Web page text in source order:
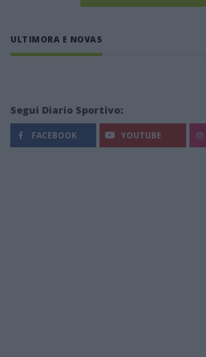
ULTIMORA E NOVAS
Segui Diario Sportivo:
FACEBOOK YOUTUBE